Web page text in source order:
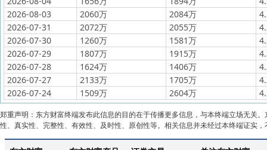
2026-08-03
2060万 2084万
2026-07-31
2072万 2055万
2026-07-30
1260万 1581万
2026-07-29
1807万 1915万
2026-07-28
1624万 1406万
2026-07-27
2133万 1705万
2026-07-24
1509万 2604万
郑重声明：东方财富终端发布此信息的目的在于传播更多信息，与本终端立场无关
性、真实性、完整性、有效性、及时性、原创性等。相关信息并未经过本终端证实